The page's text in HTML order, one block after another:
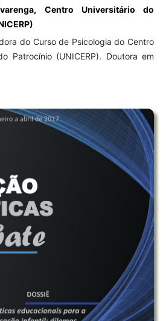
Centro Universitário do
do Curso de Psicologia do Centro
Patrocínio (UNICERP). Doutora em